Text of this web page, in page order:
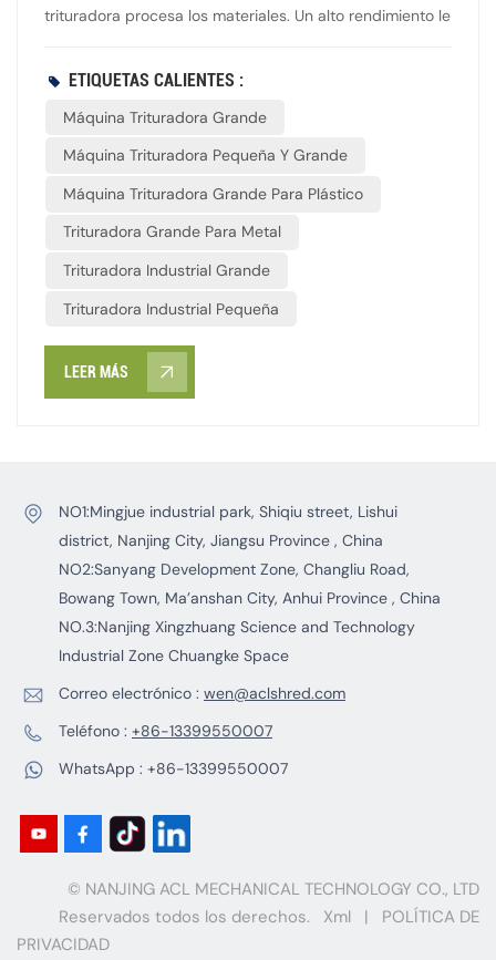
trituradora procesa los materiales. Un alto rendimiento le
de trabajo en marcha, lo cual es crucial para reducir
eficiencia en su selección.2. Efecto de trituración: Un
tamaño de salida constante garantiza que los materiales
operaciones posteriores y la calidad. Asegúrese de que
sus procesos se beneficien de esta consistencia:
Estabilidad y durabilidad: La estabilidad significa que la
trituradora funciona sin interrupciones inesperadas,
durabilidad se refiere a su vida útil y a la frecuencia con
la que se deben reemplazar las piezas que se usan con
ETIQUETAS CALIENTES :
Máquina Trituradora Grande
Máquina Trituradora Pequeña Y Grande
Máquina Trituradora Grande Para Plástico
Trituradora Grande Para Metal
Trituradora Industrial Grande
Trituradora Industrial Pequeña
LEER MÁS
NO1:Mingjue industrial park, Shiqiu street, Lishui
district, Nanjing City, Jiangsu Province , China
NO2:Sanyang Development Zone, Changliu Road,
Bowang Town, Ma’anshan City, Anhui Province , China
NO.3:Nanjing Xingzhuang Science and Technology
Industrial Zone Chuangke Space
Correo electrónico : wen@aclshred.com
Teléfono : +86-13399550007
WhatsApp : +86-13399550007
© NANJING ACL MECHANICAL TECHNOLOGY CO., LTD
Reservados todos los derechos.
Xml |
POLÍTICA DE
PRIVACIDAD